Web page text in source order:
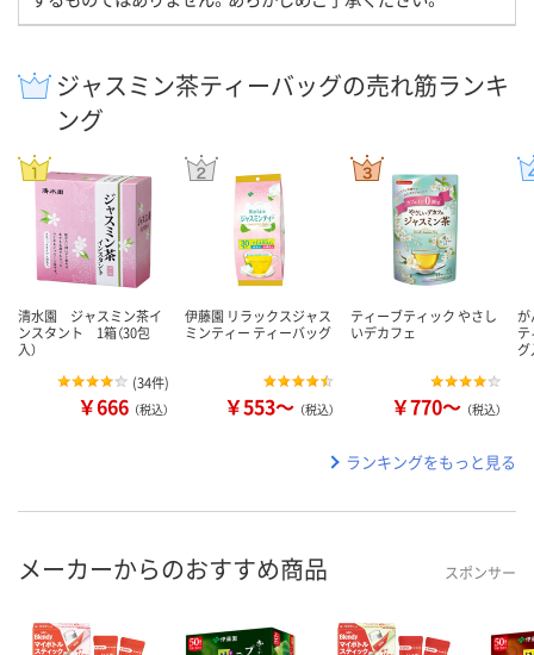
ジャスミン茶ティーバッグの売れ筋ランキ
ング
清水園 ジャスミン茶イ
ンスタント 1箱（30包
入）
(34件)
￥666 （税込）
伊藤園 リラックスジャス
ミンティー ティーバッグ
￥553～ （税込）
ティーブティック やさし
いデカフェ
￥770～ （税込）
が
テ
グ
ランキングをもっと見る
メーカーからのおすすめ商品 スポンサー